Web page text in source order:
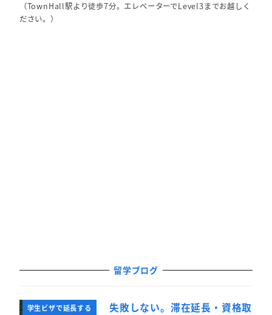
（TownHall駅より徒歩7分。エレベーターでLevel3までお越しく
ださい。）
留学ブログ
学生ビザで延長する
失敗しない。滞在延長・資格取